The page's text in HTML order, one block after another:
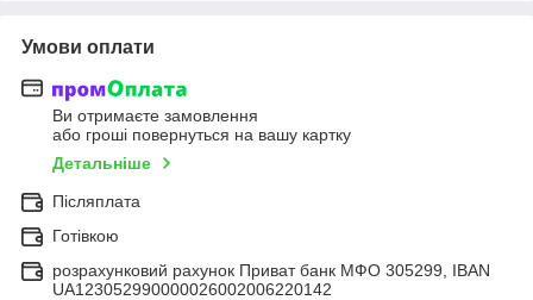
Умови оплати
Ви отримаєте замовлення
або гроші повернуться на вашу картку
Детальніше
Післяплата
Готівкою
розрахунковий рахунок Приват банк МФО 305299, IBAN
UA123052990000026002006220142